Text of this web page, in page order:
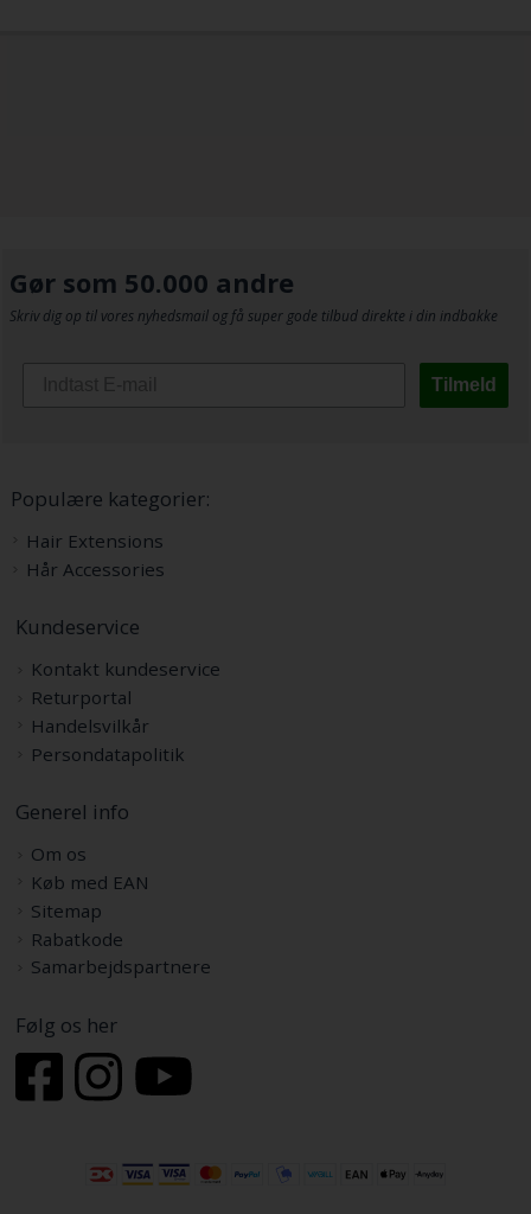
Gør som 50.000 andre
Skriv dig op til vores nyhedsmail og få super gode tilbud direkte i din indbakke
Tilmeld
Populære kategorier:
Hair Extensions
Hår Accessories
Kundeservice
Kontakt kundeservice
Returportal
Handelsvilkår
Persondatapolitik
Generel info
Om os
Køb med EAN
Sitemap
Rabatkode
Samarbejdspartnere
Følg os her